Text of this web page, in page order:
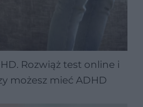
Rozwiąż test online i
możesz mieć ADHD